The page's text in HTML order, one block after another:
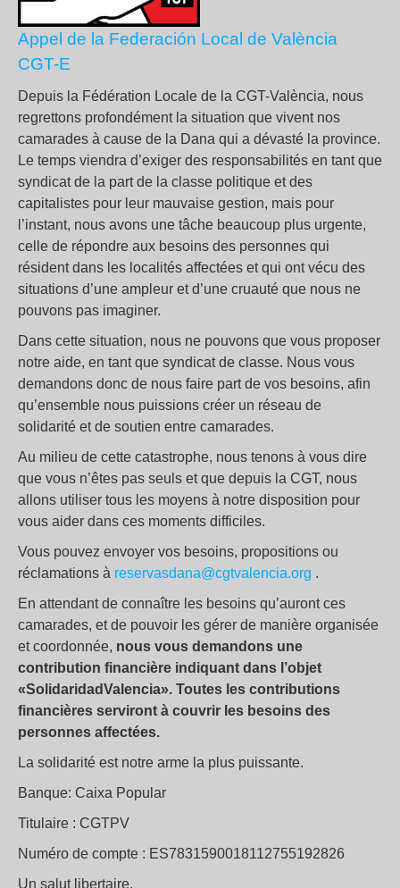
Appel de la Federación Local de València
CGT-E
Depuis la Fédération Locale de la CGT-València, nous
regrettons profondément la situation que vivent nos
camarades à cause de la Dana qui a dévasté la province.
Le temps viendra d’exiger des responsabilités en tant que
syndicat de la part de la classe politique et des
capitalistes pour leur mauvaise gestion, mais pour
l’instant, nous avons une tâche beaucoup plus urgente,
celle de répondre aux besoins des personnes qui
résident dans les localités affectées et qui ont vécu des
situations d’une ampleur et d’une cruauté que nous ne
pouvons pas imaginer.
Dans cette situation, nous ne pouvons que vous proposer
notre aide, en tant que syndicat de classe. Nous vous
demandons donc de nous faire part de vos besoins, afin
qu’ensemble nous puissions créer un réseau de
solidarité et de soutien entre camarades.
Au milieu de cette catastrophe, nous tenons à vous dire
que vous n’êtes pas seuls et que depuis la CGT, nous
allons utiliser tous les moyens à notre disposition pour
vous aider dans ces moments difficiles.
Vous pouvez envoyer vos besoins, propositions ou
réclamations à reservasdana@cgtvalencia.org .
En attendant de connaître les besoins qu’auront ces
camarades, et de pouvoir les gérer de manière organisée
et coordonnée, nous vous demandons une
contribution financière indiquant dans l’objet
«SolidaridadValencia». Toutes les contributions
financières serviront à couvrir les besoins des
personnes affectées.
La solidarité est notre arme la plus puissante.
Banque: Caixa Popular
Titulaire : CGTPV
Numéro de compte : ES7831590018112755192826
Un salut libertaire.